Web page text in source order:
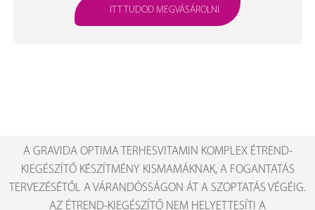
ITT TUDOD MEGVÁSÁROLNI
A GRAVIDA OPTIMA TERHESVITAMIN KOMPLEX ÉTREND-
KIEGÉSZÍTŐ KÉSZÍTMÉNY KISMAMÁKNAK, A FOGANTATÁS
TERVEZÉSÉTŐL A VÁRANDÓSSÁGON ÁT A SZOPTATÁS VÉGÉIG.
AZ ÉTREND-KIEGÉSZÍTŐ NEM HELYETTESÍTI A